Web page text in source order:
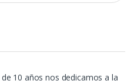
10 años nos dedicamos a la